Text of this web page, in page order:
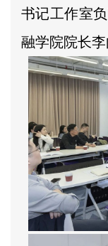
书记工作室
融学院院长李